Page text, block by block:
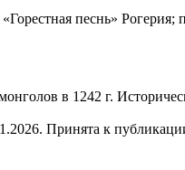
песнь»
в 1242 г.
Принята к